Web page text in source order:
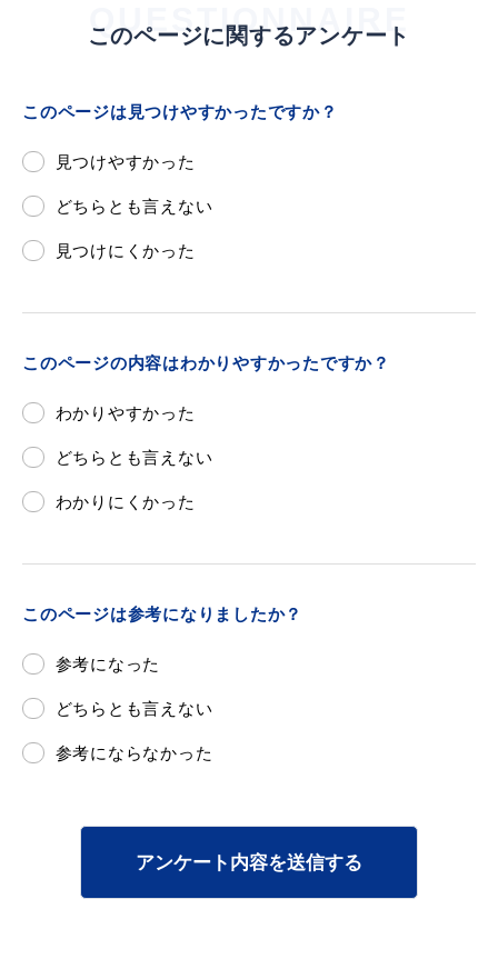
防災・消防
気象情報リンク集
募集情報
QUESTIONNAIRE
このページに関するアンケート
このページは見つけやすかったですか？
見つけやすかった
どちらとも言えない
見つけにくかった
このページの内容はわかりやすかったですか？
わかりやすかった
どちらとも言えない
わかりにくかった
このページは参考になりましたか？
参考になった
どちらとも言えない
参考にならなかった
アンケート内容を送信する